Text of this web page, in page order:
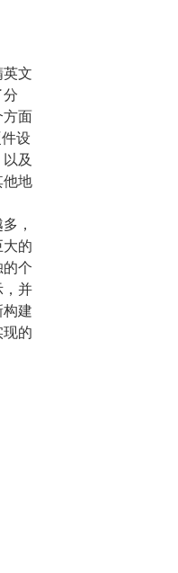
文
分
方面
设
及
他地
，
的
个
，并
建
的